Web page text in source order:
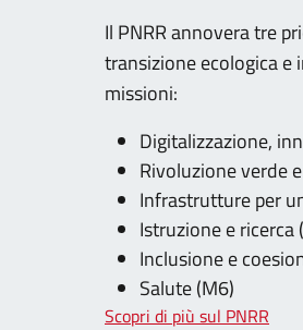
Il PNRR annovera tre
transizione ecologica e
missioni:
Digitalizzazione,
Rivoluzione verde
Infrastrutture per
Istruzione e ricerca
Inclusione e
Salute (M6)
Scopri di più sul PNRR